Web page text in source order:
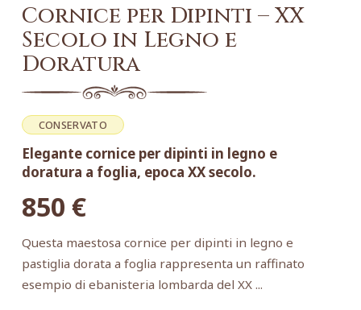
Cornice per Dipinti – XX
Secolo in Legno e
Doratura
CONSERVATO
Elegante cornice per dipinti in legno e
doratura a foglia, epoca XX secolo.
850 €
Questa maestosa cornice per dipinti in legno e
pastiglia dorata a foglia rappresenta un raffinato
esempio di ebanisteria lombarda del XX ...